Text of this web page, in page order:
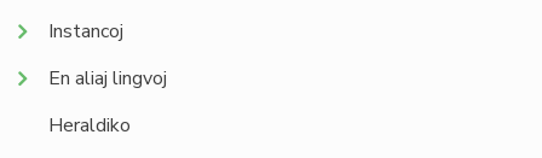
Instancoj
En aliaj lingvoj
Heraldiko